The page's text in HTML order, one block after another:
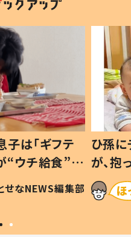
子は「ギフテ
“ウチ給食”を
は #令和の親
せなNEWS編集部
ひ孫
が、
「涙が
い」